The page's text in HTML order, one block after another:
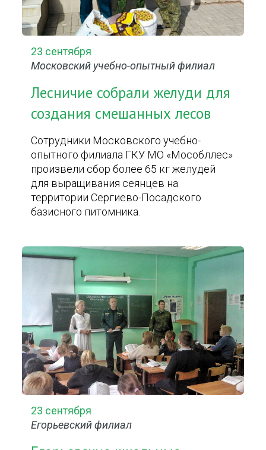
23 сентября
Московский учебно-опытный филиал
Лесничие собрали желуди для
создания смешанных лесов
Сотрудники Московского учебно-
опытного филиала ГКУ МО «Мособллес»
произвели сбор более 65 кг желудей
для выращивания сеянцев на
территории Сергиево-Посадского
базисного питомника.
23 сентября
Егорьевский филиал